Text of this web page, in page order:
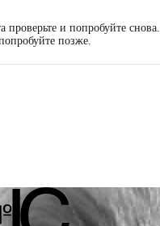
и попробуйте снова.
позже.